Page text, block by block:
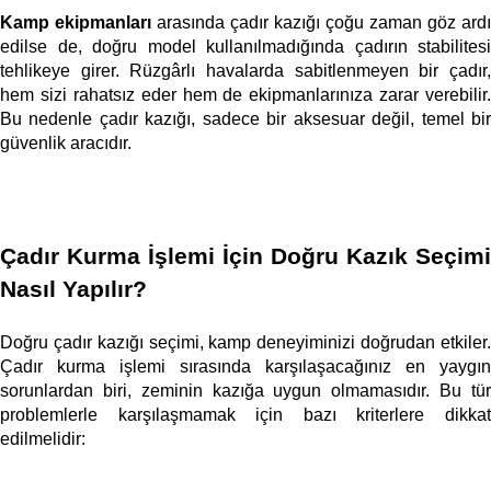
Kamp ekipmanları arasında çadır kazığı çoğu zaman göz ardı
edilse de, doğru model kullanılmadığında çadırın stabilitesi
tehlikeye girer. Rüzgârlı havalarda sabitlenmeyen bir çadır,
hem sizi rahatsız eder hem de ekipmanlarınıza zarar verebilir.
Bu nedenle çadır kazığı, sadece bir aksesuar değil, temel bir
güvenlik aracıdır.
Çadır Kurma İşlemi İçin Doğru Kazık Seçimi
Nasıl Yapılır?
Doğru çadır kazığı seçimi, kamp deneyiminizi doğrudan etkiler.
Çadır kurma işlemi sırasında karşılaşacağınız en yaygın
sorunlardan biri, zeminin kazığa uygun olmamasıdır. Bu tür
problemlerle karşılaşmamak için bazı kriterlere dikkat
edilmelidir: